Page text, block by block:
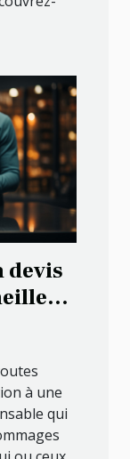
devis
à une
qui